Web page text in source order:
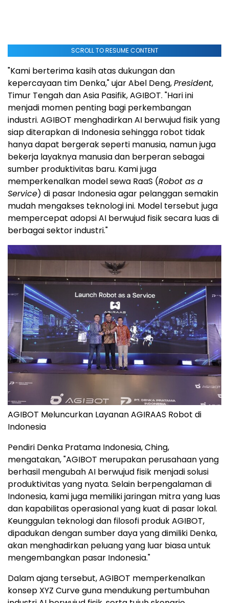
SCROLL TO RESUME CONTENT
"Kami berterima kasih atas dukungan dan
kepercayaan tim Denka," ujar Abel Deng,President,
Timur Tengah dan Asia Pasifik, AGIBOT. "Hari ini
menjadi momen penting bagi perkembangan
industri. AGIBOT menghadirkan AI berwujud fisik yang
siap diterapkan di Indonesia sehingga robot tidak
hanya dapat bergerak seperti manusia, namun juga
bekerja layaknya manusia dan berperan sebagai
sumber produktivitas baru. Kami juga
memperkenalkan model sewa RaaS (Robot as a
Service) di pasar Indonesia agar pelanggan semakin
mudah mengakses teknologi ini. Model tersebut juga
mempercepat adopsi AI berwujud fisik secara luas di
berbagai sektor industri."
AGIBOT Meluncurkan Layanan AGIRAAS Robot di
Indonesia
Pendiri Denka Pratama Indonesia, Ching,
mengatakan, "AGIBOT merupakan perusahaan yang
berhasil mengubah AI berwujud fisik menjadi solusi
produktivitas yang nyata. Selain berpengalaman di
Indonesia, kami juga memiliki jaringan mitra yang luas
dan kapabilitas operasional yang kuat di pasar lokal.
Keunggulan teknologi dan filosofi produk AGIBOT,
dipadukan dengan sumber daya yang dimiliki Denka,
akan menghadirkan peluang yang luar biasa untuk
mengembangkan pasar Indonesia."
Dalam ajang tersebut, AGIBOT memperkenalkan
konsep XYZ Curve guna mendukung pertumbuhan